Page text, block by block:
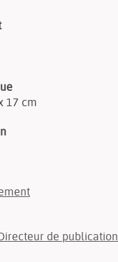
17 cm
de publication